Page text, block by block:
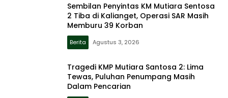
Sembilan Penyintas KM Mutiara Sentosa
2 Tiba di Kalianget, Operasi SAR Masih
Memburu 39 Korban
Berita Agustus 3, 2026
Tragedi KMP Mutiara Santosa 2: Lima
Tewas, Puluhan Penumpang Masih
Dalam Pencarian